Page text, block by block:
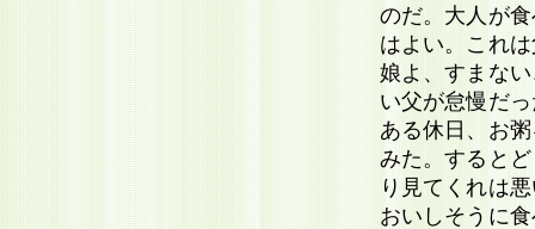
のだ。大人が
はよい。これ
娘よ、すまな
い父が怠慢だ
ある休日、お
みた。すると
り見てくれは
おいしそうに